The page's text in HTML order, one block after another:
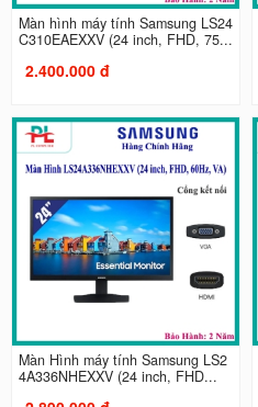
Màn hình máy tính Samsung LS24
C310EAEXXV (24 inch, FHD, 75...
2.400.000 đ
Màn Hình máy tính Samsung LS2
4A336NHEXXV (24 inch, FHD...